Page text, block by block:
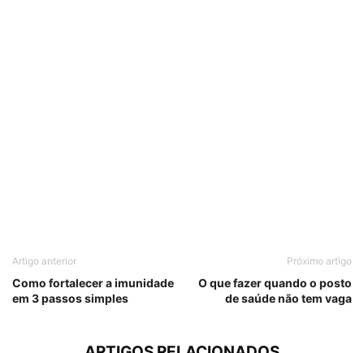
Artigo anterior
Como fortalecer a imunidade
em 3 passos simples
Próximo artigo
O que fazer quando o posto
de saúde não tem vaga